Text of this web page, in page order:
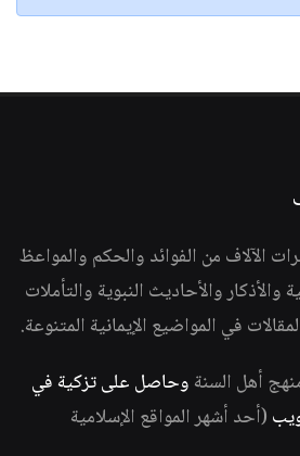
الآلاف من الفوائد والحكم والمواعظ
والأذكار والأحاديث النبوية والتأملات
في المواضيع الإيمانية المتنوعة.
أهل السنة وحاصل على تزكية في
(أحد أشهر المواقع الإسلامية